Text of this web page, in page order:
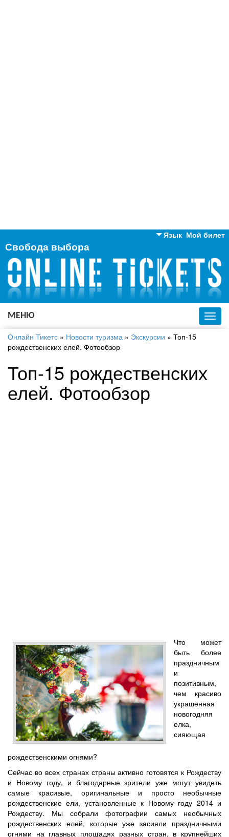
Мой билет
Язык
Английский
Русский
Украинский
Свобода выбора
МЕНЮ
Онлайн Тикетс » Новости туризма » Экскурсии » Топ-15
рождественских елей. Фотообзор
Топ-15 рождественских
елей. Фотообзор
Что может
быть более
праздничным
и
позитивным,
чем красиво
украшенная
новогодняя
елка,
сияющая
рождественскими огнями?
Сейчас во всех странах страны активно готовятся к Рождеству
и Новому году, и благодарные зрители уже могут увидеть
самые красивые, оригинальные и просто необычные
рождественские ели, установленные к Новому году 2014 и
Рождеству. Мы собрали фотографии самых необычных
рождественских елей, которые уже засияли праздничными
огнями на главных площадях разных стран, в крупнейших